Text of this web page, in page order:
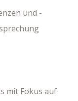
und -
mit Fokus auf